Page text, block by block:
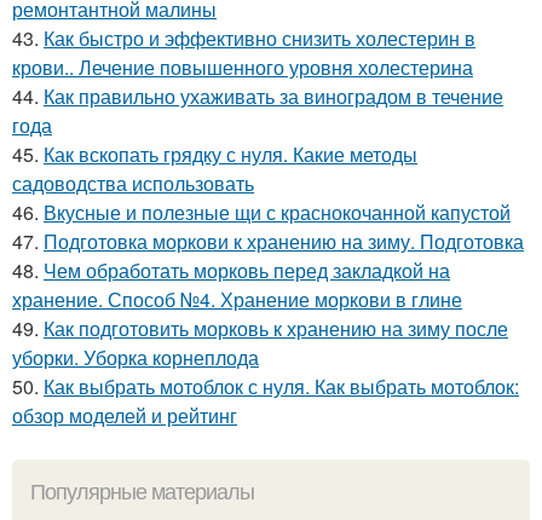
ремонтантной малины
43. Как быстро и эффективно снизить холестерин в
крови.. Лечение повышенного уровня холестерина
44. Как правильно ухаживать за виноградом в течение
года
45. Как вскопать грядку с нуля. Какие методы
садоводства использовать
46. Вкусные и полезные щи с краснокочанной капустой
47. Подготовка моркови к хранению на зиму. Подготовка
48. Чем обработать морковь перед закладкой на
хранение. Способ №4. Хранение моркови в глине
49. Как подготовить морковь к хранению на зиму после
уборки. Уборка корнеплода
50. Как выбрать мотоблок с нуля. Как выбрать мотоблок:
обзор моделей и рейтинг
Популярные материалы